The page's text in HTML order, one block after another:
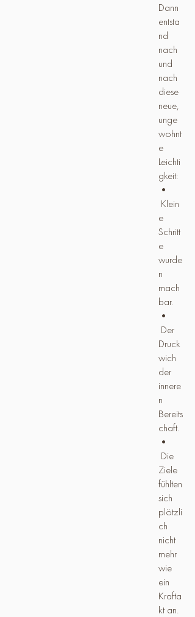
Dann
entsta
nd
nach
und
nach
diese
neue,
unge
wohnt
e
Leichti
gkeit:
•
Klein
e
Schritt
e
wurde
n
mach
bar.
•
Der
Druck
wich
der
innere
n
Bereits
chaft.
•
Die
Ziele
fühlten
sich
plötzli
ch
nicht
mehr
wie
ein
Krafta
kt an.